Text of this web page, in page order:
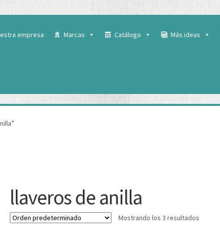
empresa Marcas Catálogo Más ideas
llaveros de anilla
Mostrando los 3 resultados